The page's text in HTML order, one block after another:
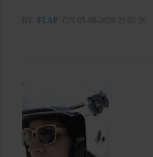
BY FLAP ON 05-08-2026 21:05:26